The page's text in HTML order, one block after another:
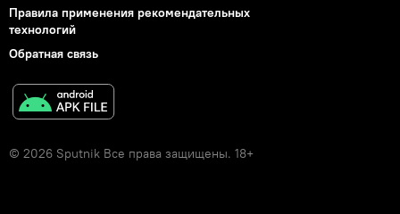
Правила применения рекомендательных
технологий
Обратная связь
© 2026 Sputnik Все права защищены. 18+